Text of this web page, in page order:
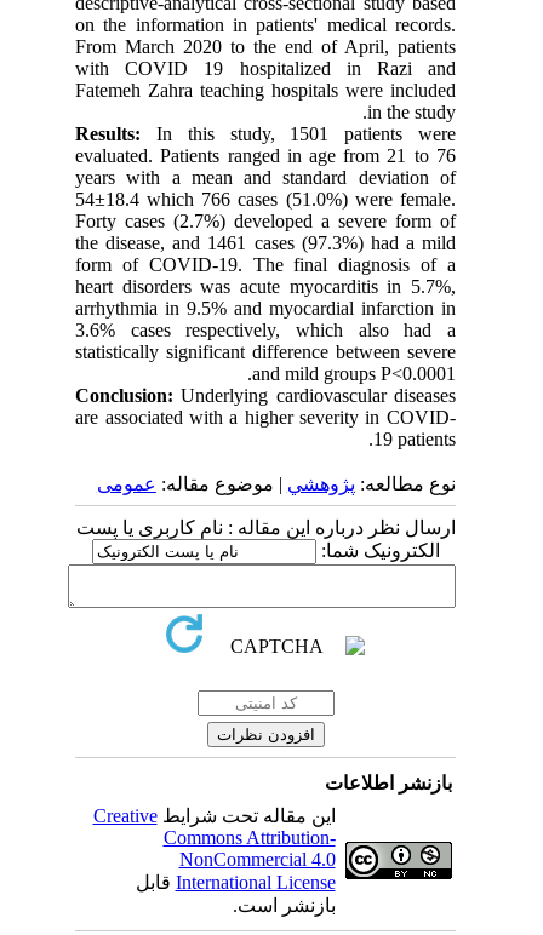
on the information in patients' medical records.
From March 2020 to the end of April, patients
with COVID 19 hospitalized in Razi and
Fatemeh Zahra teaching hospitals were included
in the study.
Results:
In this study, 1501 patients were
evaluated. Patients ranged in age from 21 to 76
years with a mean and standard deviation of
54±18.4 which 766 cases (51.0%) were female.
Forty cases (2.7%) developed a severe form of
the disease, and 1461 cases (97.3%) had a mild
form of COVID-19. The final diagnosis of a
heart disorders was acute myocarditis in 5.7%,
arrhythmia in 9.5% and myocardial infarction in
3.6% cases respectively, which also had a
statistically significant difference between severe
and mild groups P<0.0001.
Conclusion:Underlying cardiovascular diseases
are associated with a higher severity in COVID-
19 patients.
نوع مطالعه:پژوهشي| موضوع مقاله:عمومى
ارسال نظر درباره این مقاله : نام کاربری یا پست
الکترونیک شما:
بازنشر اطلاعات
این مقاله تحت شرایطCreative
Commons Attribution-
NonCommercial 4.0
International Licenseقابل
بازنشر است.